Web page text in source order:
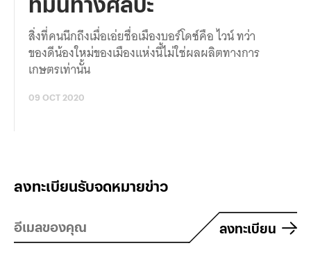
สิ่งที่คนนึกถึงเมื่อเอ่ยชื่อเมืองบอร์โดซ์คือ ไวน์ ทว่า
ของดีน้องใหม่ของเมืองแห่งนี้ไม่ใช่ผลผลิตทางการ
เกษตรเท่านั้น
09 OCT 2020
ลงทะเบียนรับจดหมายข่าว
ลงทะเบียน